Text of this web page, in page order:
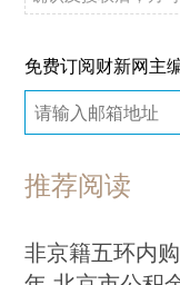
免费订阅财新网主
推荐阅读
非京籍五环内